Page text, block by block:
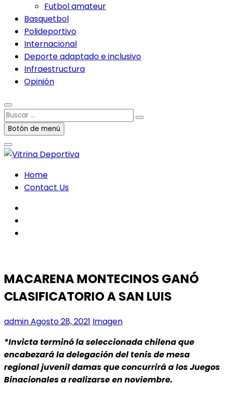
Futbol amateur
Basquetbol
Polideportivo
Internacional
Deporte adaptado e inclusivo
Infraestructura
Opinión
Buscar
…Botón de menú
Home
Contact Us
MACARENA MONTECINOS GANÓ
CLASIFICATORIO A SAN LUIS
adminAgosto 28, 2021 Imagen
*Invicta terminó la seleccionada chilena que
encabezará la delegación del tenis de mesa
regional juvenil damas que concurrirá a los Juegos
Binacionales a realizarse en noviembre.